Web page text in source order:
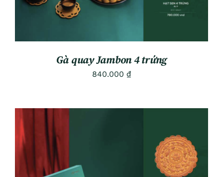
Gà quay Jambon 4 trứng
840.000 ₫